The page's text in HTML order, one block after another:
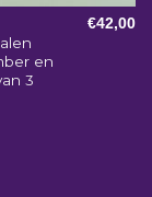
en
3
€42,00